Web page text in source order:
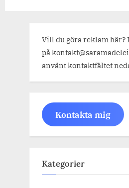
Vill du göra reklam här?
på
använt kontaktfältet
Kontakta mig
Kategorier